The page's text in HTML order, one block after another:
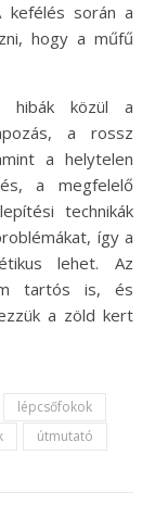
kefélés során a
hogy a műfű
hibák közül a
a rossz
a helytelen
a megfelelő
technikák
így a
lehet. Az
tartós is, és
a zöld kert
lépcsőfokok
útmutató